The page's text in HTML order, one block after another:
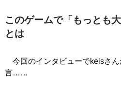
このゲームで「もっとも大
とは
今回のインタビューでkeisさん
言……